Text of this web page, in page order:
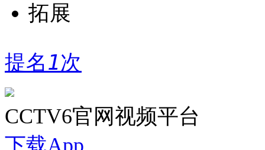
拓展
提名1次
CCTV6官网视频平台